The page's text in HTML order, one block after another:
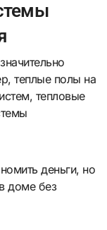
теплые полы на
тепловые
деньги, но
доме без